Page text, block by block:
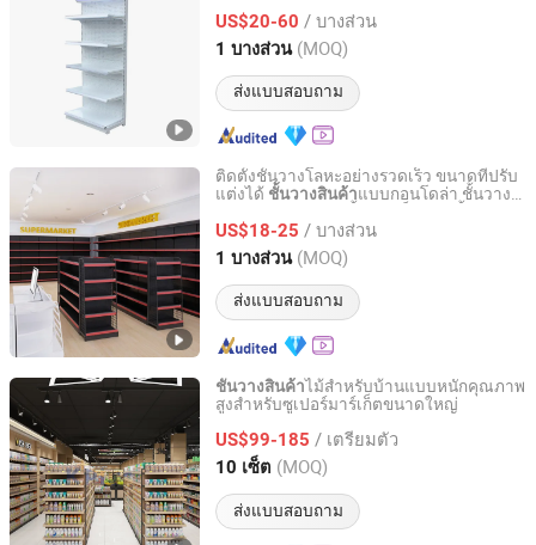
US$20-60 / บางส่วน
1 บางส่วน (MOQ)
ส่งแบบสอบถาม
Zhejiang, China อัตราจาก 2023
ติดตั้งชั้นวางโลหะอย่างรวดเร็ว ขนาดที่ปรับ
แต่งได้ ชั้นวางสินค้าแบบกอนโดล่า ชั้นวาง
สำหรับแสดงหนังสือ ใช้ชั้นวางในซูเปอร์
มาร์เก็ต
US$18-25 / บางส่วน
1 บางส่วน (MOQ)
ส่งแบบสอบถาม
Quzhou Gu Jiu Shelves Co., Ltd
Zhejiang, China อัตราจาก 2023
ชั้นวางสินค้าไม้สำหรับบ้านแบบหนักคุณภาพ
สูงสำหรับซูเปอร์มาร์เก็ตขนาดใหญ่
US$99-185 / เตรียมตัว
10 เซ็ต (MOQ)
ส่งแบบสอบถาม
Kplus Intelligent Manufacturing Co., Ltd.
Fujian, China อัตราจาก 2026